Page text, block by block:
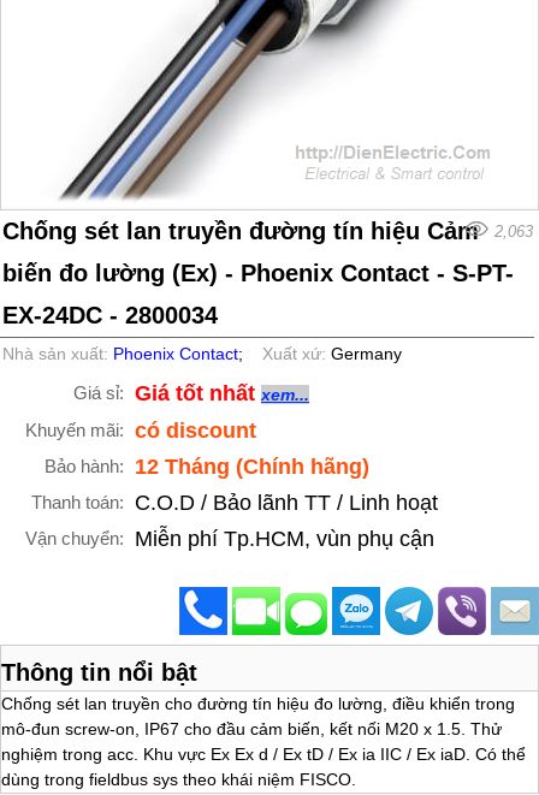
Chống sét lan truyền đường tín hiệu Cảm
biến đo lường (Ex) - Phoenix Contact - S-PT-
EX-24DC - 2800034
2,063
Nhà sản xuất: Phoenix Contact; Xuất xứ:Germany
Giá sỉ: Giá tốt nhấtxem...
Khuyến mãi: có discount
Bảo hành: 12 Tháng (Chính hãng)
Thanh toán: C.O.D / Bảo lãnh TT / Linh hoạt
Vận chuyển: Miễn phí Tp.HCM, vùn phụ cận
Thông tin nổi bật
Chống sét lan truyền cho đường tín hiệu đo lường, điều khiển trong
mô-đun screw-on, IP67 cho đầu cảm biến, kết nối M20 x 1.5. Thử
nghiệm trong acc. Khu vực Ex Ex d / Ex tD / Ex ia IIC / Ex iaD. Có thể
dùng trong fieldbus sys theo khái niệm FISCO.